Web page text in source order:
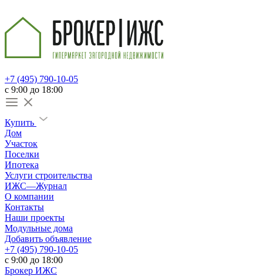
+7 (495) 790-10-05
c 9:00 до 18:00
Купить
Дом
Участок
Поселки
Ипотека
Услуги строительства
ИЖС—Журнал
О компании
Контакты
Наши проекты
Модульные дома
Добавить объявление
+7 (495) 790-10-05
c 9:00 до 18:00
Брокер ИЖС